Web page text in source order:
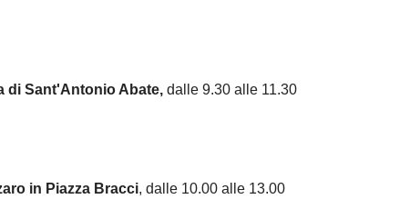
di Sant'Antonio Abate, dalle 9.30 alle 11.30
in Piazza Bracci, dalle 10.00 alle 13.00